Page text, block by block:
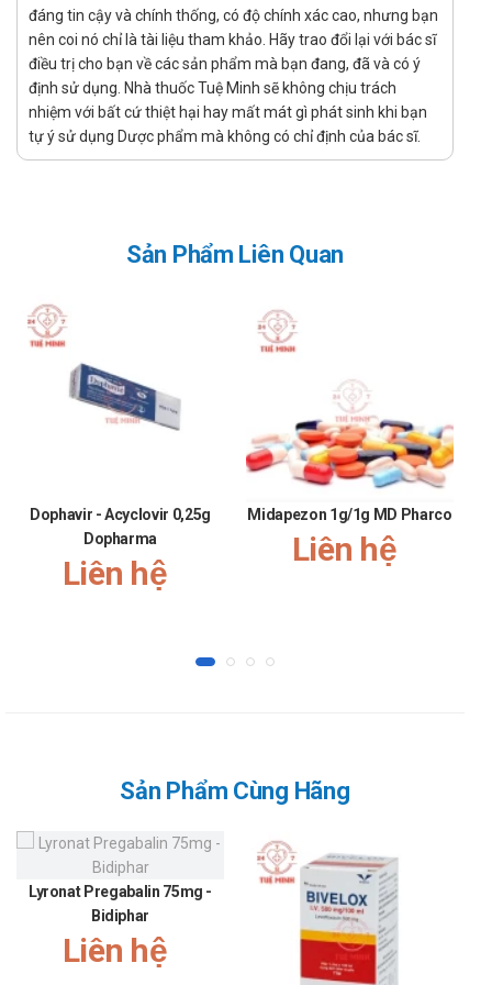
Tương tác
Tương tác có thể làm giảm hiệu quả của sản phẩm hoặc gia
tăng nguy cơ mắc các tác dụng phụ. Vì vậy, bạn cần tham
khảo ý kiến của dược sĩ, bác sĩ khi muốn dùng đồng thời với
các loại thuốc khác.
Sản phẩm chính hãng.
Giao hàng tận nơi, nhận hàng thanh toán.
Nói không với hàng giả, hàng kém chất lượng.
Hướng dẫn bảo quản Dung dịch sát khuẩn
tay Bidiphar
Bảo quản nơi khô ráo, thoáng mát. Tránh ánh nắng mặt trời.
Hướng dẫn xử lý khi bị quên liều, quá liều
Quá liều: Đến ngay cơ sở y tế trong trường hợp khẩn cấp.
Quên liều: Sử dụng ngay khi nhớ ra. Không sử dụng bù những
Thông tin khác
Sản xuất tại: Công ty cổ phần Dược-TTBYT Bình Định
(Bidiphar).
Xuất xứ thương hiệu: Việt Nam.
đáng tin cậy và chính thống, có độ chính xác cao, nhưng bạn
nên coi nó chỉ là tài liệu tham khảo. Hãy trao đổi lại với bác sĩ
điều trị cho bạn về các sản phẩm mà bạn đang, đã và có ý
định sử dụng. Nhà thuốc Tuệ Minh sẽ không chịu trách
nhiệm với bất cứ thiệt hại hay mất mát gì phát sinh khi bạn
tự ý sử dụng Dược phẩm mà không có chỉ định của bác sĩ.
Sản Phẩm Liên Quan
Dophavir - Acyclovir 0,25g
Dopharma
Liên hệ
Midapezon 1g/1g MD Pharco
Liên hệ
Sản Phẩm Cùng Hãng
Lyronat Pregabalin 75mg -
Bidiphar
Liên hệ